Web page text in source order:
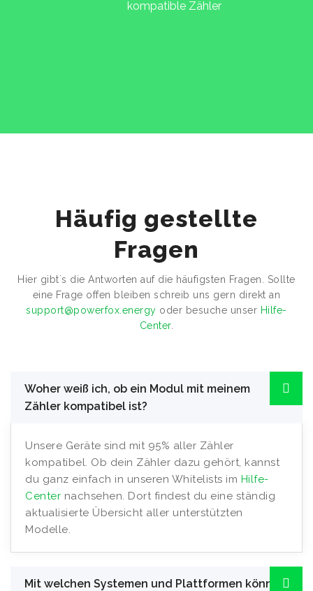
kompatible Zähler
Häufig gestellte
Fragen
Hier gibt`s die Antworten auf die häufigsten Fragen. Sollte
eine Frage offen bleiben schreib uns gern direkt an
support@powerfox.energy oder besuche unser Hilfe-
Center.
Woher weiß ich, ob ein Modul mit meinem
Zähler kompatibel ist?
Unsere Geräte sind mit 95% aller Zähler
kompatibel. Ob dein Zähler dazu gehört, kannst
du ganz einfach in unseren Whitelists im Hilfe-
Center nachsehen. Dort findest du eine ständig
aktualisierte Übersicht aller unterstützten
Modelle.
Mit welchen Systemen und Plattformen können